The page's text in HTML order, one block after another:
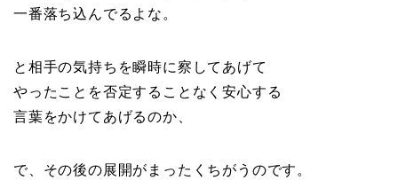
一番落ち込んでるよな。
と相手の気持ちを瞬時に察してあげて
やったことを否定することなく安心する
言葉をかけてあげるのか、
で、その後の展開がまったくちがうのです。